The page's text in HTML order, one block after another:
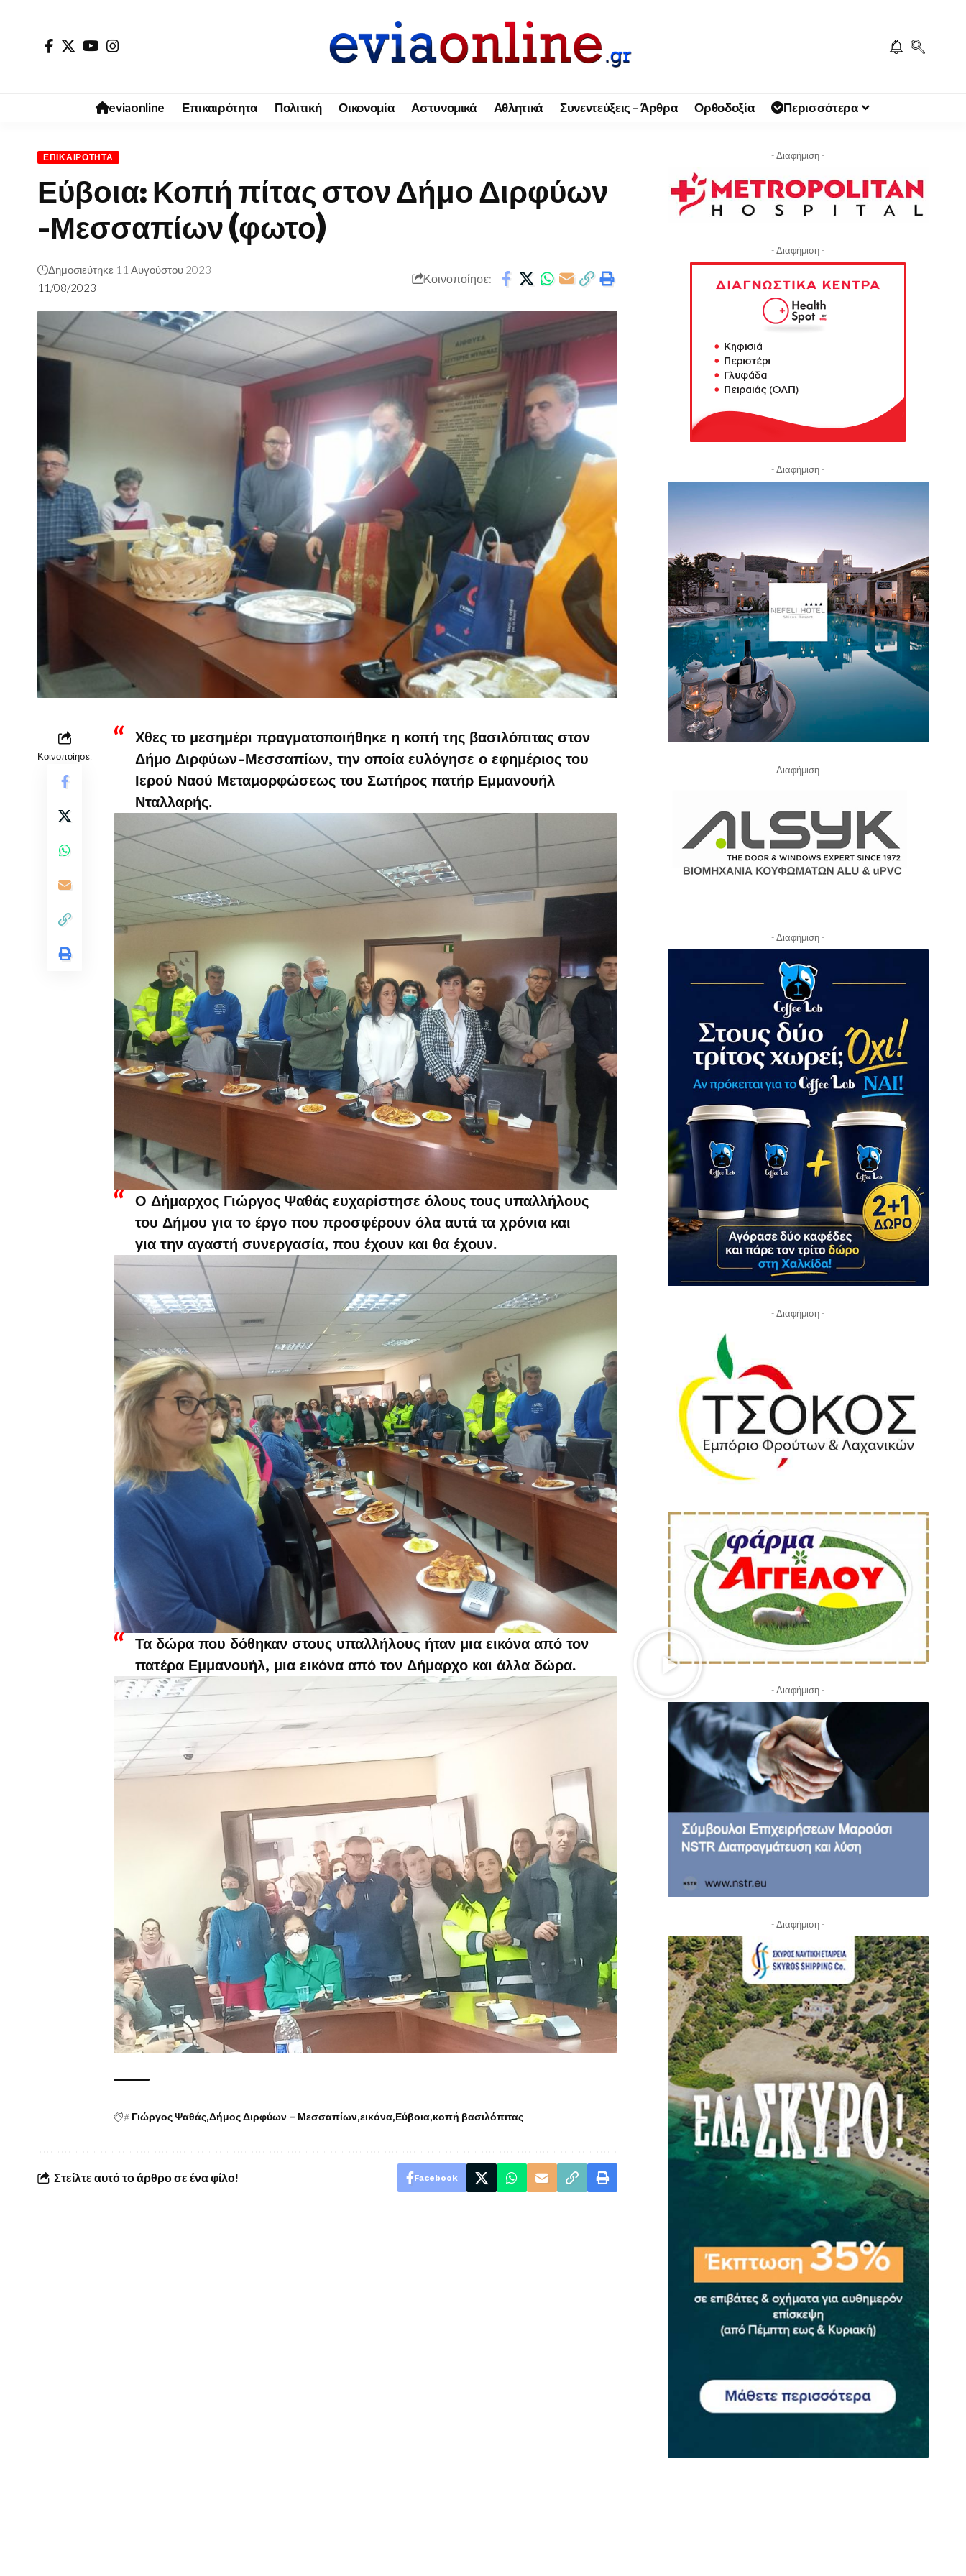
eviaonline Επικαιρότητα Πολιτική Οικονομία Αστυνομικά Αθλητικά Συνεντεύξεις – Άρθρα Ορθοδοξία Περισσότερα
ΕΠΙΚΑΙΡΌΤΗΤΑ
Εύβοια: Κοπή πίτας στον Δήμο Διρφύων
-Μεσσαπίων (φωτο)
11/08/2023
Δημοσιεύτηκε 11 Αυγούστου 2023
Κοινοποίησε:
Κοινοποίησε:
Χθες το μεσημέρι πραγματοποιήθηκε η κοπή της βασιλόπιτας στον
Δήμο Διρφύων-Μεσσαπίων, την οποία ευλόγησε ο εφημέριος του
Ιερού Ναού Μεταμορφώσεως του Σωτήρος πατήρ Εμμανουήλ
Νταλλαρής.
Ο Δήμαρχος Γιώργος Ψαθάς ευχαρίστησε όλους τους υπαλλήλους
του Δήμου για το έργο που προσφέρουν όλα αυτά τα χρόνια και
για την αγαστή συνεργασία, που έχουν και θα έχουν.
Τα δώρα που δόθηκαν στους υπαλλήλους ήταν μια εικόνα από τον
πατέρα Εμμανουήλ, μια εικόνα από τον Δήμαρχο και άλλα δώρα.
# Γιώργος Ψαθάς Δήμος Διρφύων – Μεσσαπίων εικόνα Εύβοια κοπή βασιλόπιτας
Στείλτε αυτό το άρθρο σε ένα φίλο! Facebook
- Διαφήμιση -
- Διαφήμιση -
- Διαφήμιση -
- Διαφήμιση -
- Διαφήμιση -
- Διαφήμιση -
- Διαφήμιση -
- Διαφήμιση -